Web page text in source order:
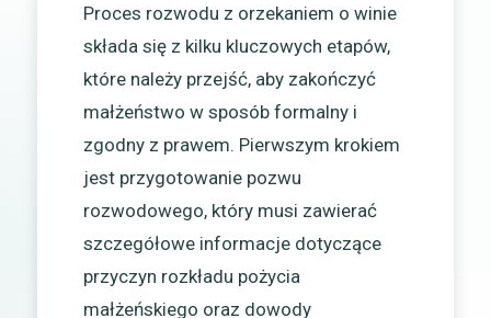
Proces rozwodu z orzekaniem o winie
składa się z kilku kluczowych etapów,
które należy przejść, aby zakończyć
małżeństwo w sposób formalny i
zgodny z prawem. Pierwszym krokiem
jest przygotowanie pozwu
rozwodowego, który musi zawierać
szczegółowe informacje dotyczące
przyczyn rozkładu pożycia
małżeńskiego oraz dowody